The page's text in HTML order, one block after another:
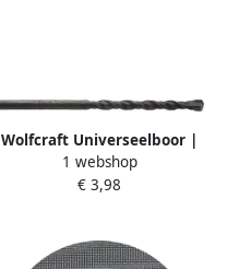
Wolfcraft Universeelboor |
Hardmetaal-voorzien |
Ø4mm | 1 stuk 7963010
1 webshop
€ 3,98